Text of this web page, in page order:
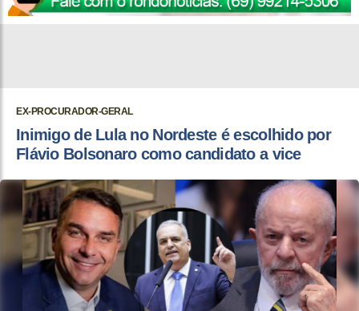
EX-PROCURADOR-GERAL
Inimigo de Lula no Nordeste é escolhido por
Flávio Bolsonaro como candidato a vice